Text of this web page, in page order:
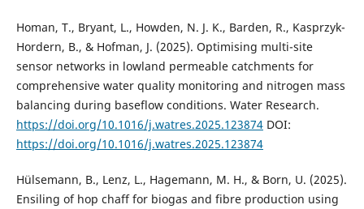
Homan, T., Bryant, L., Howden, N. J. K., Barden, R., Kasprzyk-
Hordern, B., & Hofman, J. (2025). Optimising multi-site
sensor networks in lowland permeable catchments for
comprehensive water quality monitoring and nitrogen mass
balancing during baseflow conditions. Water Research.
https://doi.org/10.1016/j.watres.2025.123874DOI:
https://doi.org/10.1016/j.watres.2025.123874
Hülsemann, B., Lenz, L., Hagemann, M. H., & Born, U. (2025).
Ensiling of hop chaff for biogas and fibre production using